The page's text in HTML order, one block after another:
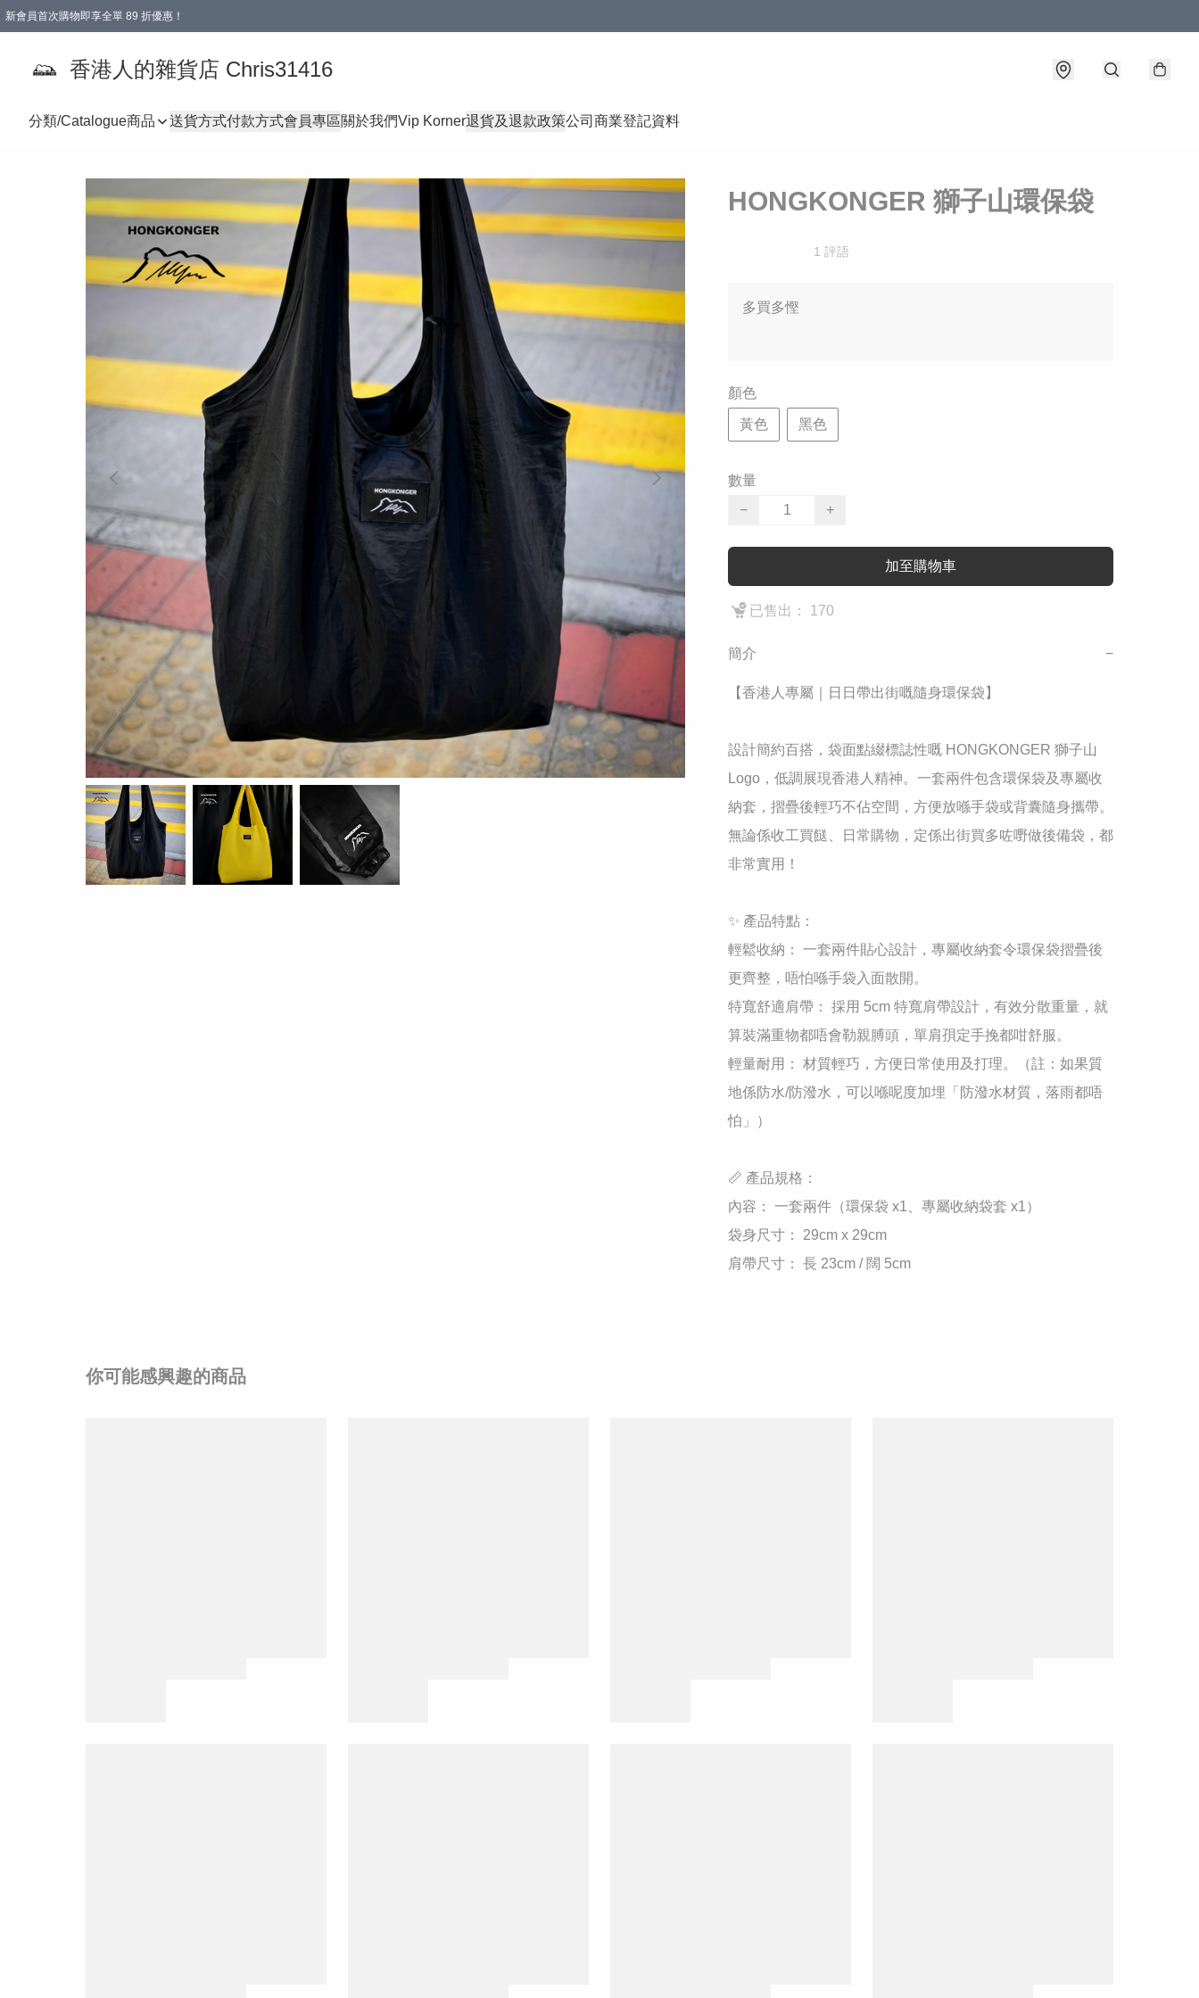
新會員首次購物即享全單 89 折優惠！
香港人的雜貨店 Chris31416
分類/Catalogue商品 送貨方式付款方式會員專區關於我們Vip Korner退貨及退款政策公司商業登記資料
HONGKONGER 獅子山環保袋
1 評語
多買多慳
顏色
黃色 黑色
數量
−
+
加至購物車
已售出： 170
簡介 −
【香港人專屬｜日日帶出街嘅隨身環保袋】
​設計簡約百搭，袋面點綴標誌性嘅 HONGKONGER 獅子山
Logo，低調展現香港人精神。一套兩件包含環保袋及專屬收
納套，摺疊後輕巧不佔空間，方便放喺手袋或背囊隨身攜帶。
無論係收工買餸、日常購物，定係出街買多咗嘢做後備袋，都
非常實用！
​✨ 產品特點：
​輕鬆收納： 一套兩件貼心設計，專屬收納套令環保袋摺疊後
更齊整，唔怕喺手袋入面散開。
​特寬舒適肩帶： 採用 5cm 特寬肩帶設計，有效分散重量，就
算裝滿重物都唔會勒親膊頭，單肩孭定手挽都咁舒服。
​輕量耐用： 材質輕巧，方便日常使用及打理。（註：如果質
地係防水/防潑水，可以喺呢度加埋「防潑水材質，落雨都唔
怕」）
​📏 產品規格：
​內容： 一套兩件（環保袋 x1、專屬收納袋套 x1）
​袋身尺寸： 29cm x 29cm
​肩帶尺寸： 長 23cm / 闊 5cm
你可能感興趣的商品